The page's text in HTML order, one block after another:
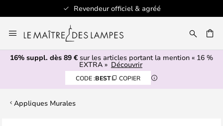
Revendeur officiel & agréé
au
contenu
16% suppl. dès 89 € sur les articles portant la mention « 16 %
EXTRA » Découvrir
CODE :BEST COPIER
Appliques Murales